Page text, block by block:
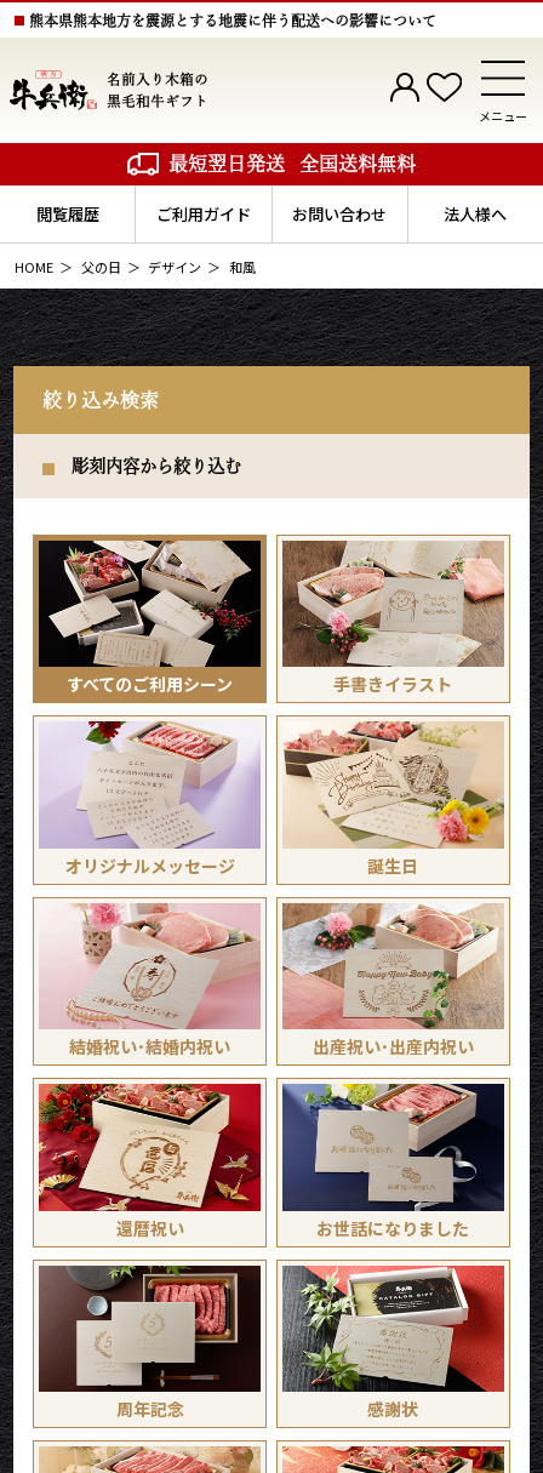
熊本県熊本地方を震源とする地震に伴う配送への影響について
名前入り木箱の
黒毛和牛ギフト
メニュー
最短翌日発送 全国送料無料
閲覧履歴 ご利用ガイド お問い合わせ 法人様へ
HOME 父の日 デザイン 和風
絞り込み検索
彫刻内容から絞り込む
すべてのご利用シーン 手書きイラスト
オリジナルメッセージ 誕生日
結婚祝い･結婚内祝い 出産祝い･出産内祝い
還暦祝い お世話になりました
周年記念 感謝状